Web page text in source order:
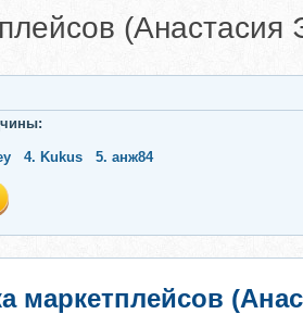
(Анастасия
4. Kukus 5. анж84
маркетплейсов